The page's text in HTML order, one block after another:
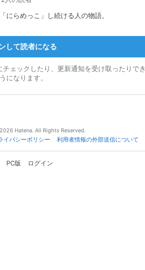
にらめっこ」し続ける人の物語。
して読者になる
ェックしたり、更新通知を受け取ったりでき
になります。
Hatena. All Rights Reserved.
イバシーポリシー 利用者情報の外部送信について
PC版 ログイン